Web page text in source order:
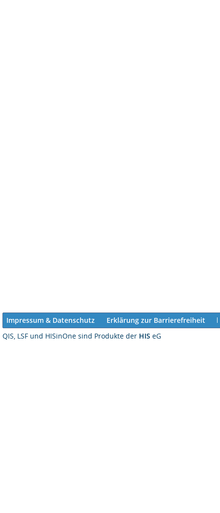
Impressum & Datenschutz
Erklärung zur Barrierefreiheit
QIS, LSF und HISinOne sind Produkte der HIS eG